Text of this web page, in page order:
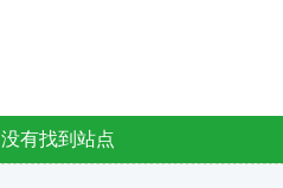
没有找到站点